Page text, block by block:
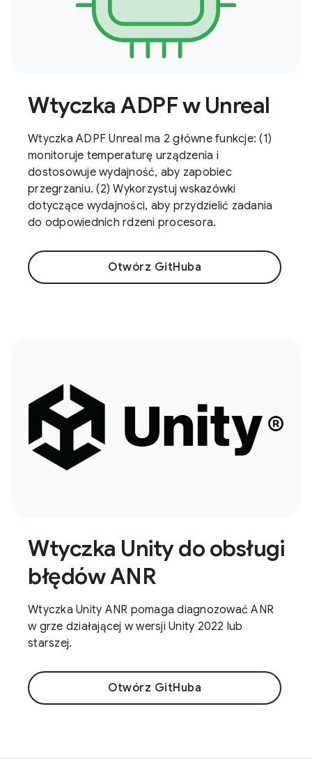
Wtyczka ADPF w Unreal
Wtyczka ADPF Unreal ma 2 główne funkcje: (1)
monitoruje temperaturę urządzenia i
dostosowuje wydajność, aby zapobiec
przegrzaniu. (2) Wykorzystuj wskazówki
dotyczące wydajności, aby przydzielić zadania
do odpowiednich rdzeni procesora.
Otwórz GitHuba
Wtyczka Unity do obsługi
błędów ANR
Wtyczka Unity ANR pomaga diagnozować ANR
w grze działającej w wersji Unity 2022 lub
starszej.
Otwórz GitHuba